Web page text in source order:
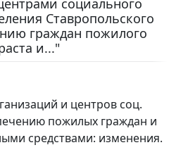
Ставропольского
граждан пожилого
и..."
и центров соц.
пожилых граждан и
средствами: изменения.